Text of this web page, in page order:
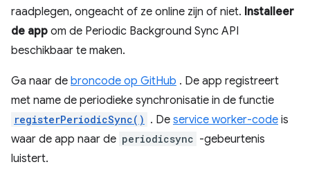
raadplegen, ongeacht of ze online zijn of niet. Installeer
de app om de Periodic Background Sync API
beschikbaar te maken.
Ga naar de broncode op GitHub . De app registreert
met name de periodieke synchronisatie in de functie
registerPeriodicSync() . De service worker-code is
waar de app naar de periodicsync -gebeurtenis
luistert.